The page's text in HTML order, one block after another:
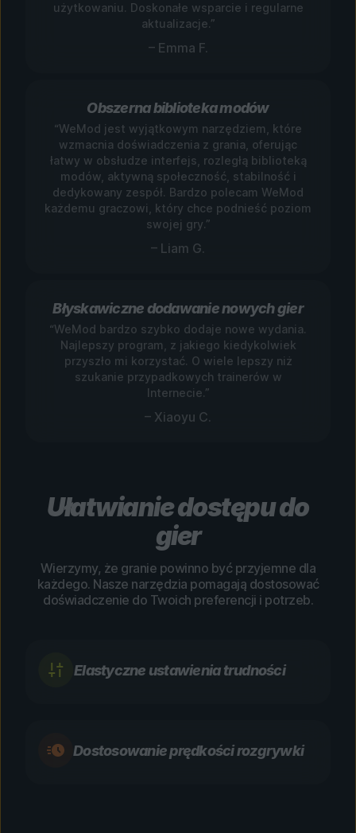
użytkowaniu. Doskonałe wsparcie i regularne
aktualizacje.”
– Emma F.
Obszerna biblioteka modów
“WeMod jest wyjątkowym narzędziem, które
wzmacnia doświadczenia z grania, oferując
łatwy w obsłudze interfejs, rozległą biblioteką
modów, aktywną społeczność, stabilność i
dedykowany zespół. Bardzo polecam WeMod
każdemu graczowi, który chce podnieść poziom
swojej gry.”
– Liam G.
Błyskawiczne dodawanie nowych gier
“WeMod bardzo szybko dodaje nowe wydania.
Najlepszy program, z jakiego kiedykolwiek
przyszło mi korzystać. O wiele lepszy niż
szukanie przypadkowych trainerów w
Internecie.”
– Xiaoyu C.
Ułatwianie dostępu do
gier
Wierzymy, że granie powinno być przyjemne dla
każdego. Nasze narzędzia pomagają dostosować
doświadczenie do Twoich preferencji i potrzeb.
Elastyczne ustawienia trudności
Dostosowanie prędkości rozgrywki